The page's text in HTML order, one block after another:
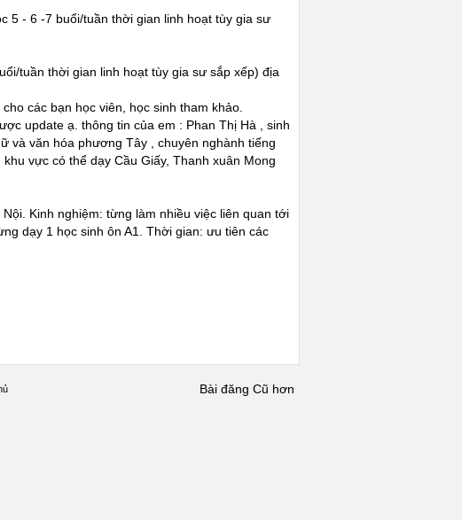
5 - 6 -7 buổi/tuần thời gian linh hoạt tùy gia sư
tuần thời gian linh hoạt tùy gia sư sắp xếp) địa
các bạn học viên, học sinh tham khảo.
update ạ. thông tin của em : Phan Thị Hà , sinh
và văn hóa phương Tây , chuyên nghành tiếng
vực có thể dạy Cầu Giấy, Thanh xuân Mong
Kinh nghiệm: từng làm nhiều việc liên quan tới
dạy 1 học sinh ôn A1. Thời gian: ưu tiên các
Bài đăng Cũ hơn